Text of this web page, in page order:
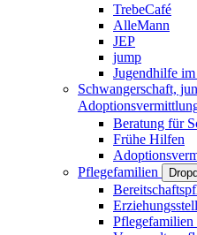
TrebeCafé
AlleMann
JEP
jump
Jugendhilfe
Schwangerschaft,
Beratung für
Frühe Hilfen
Pflegefamilien